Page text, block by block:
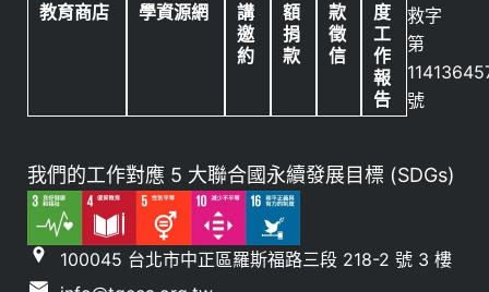
教育商店
學資源網
講
邀
約
額
捐
款
款
徵
信
度
工
作
報
告
救字
第
號
我們的工作對應 5 大聯合國永續發展目標 (SDGs)
100045 台北市中正區羅斯福路三段 218-2 號 3 樓